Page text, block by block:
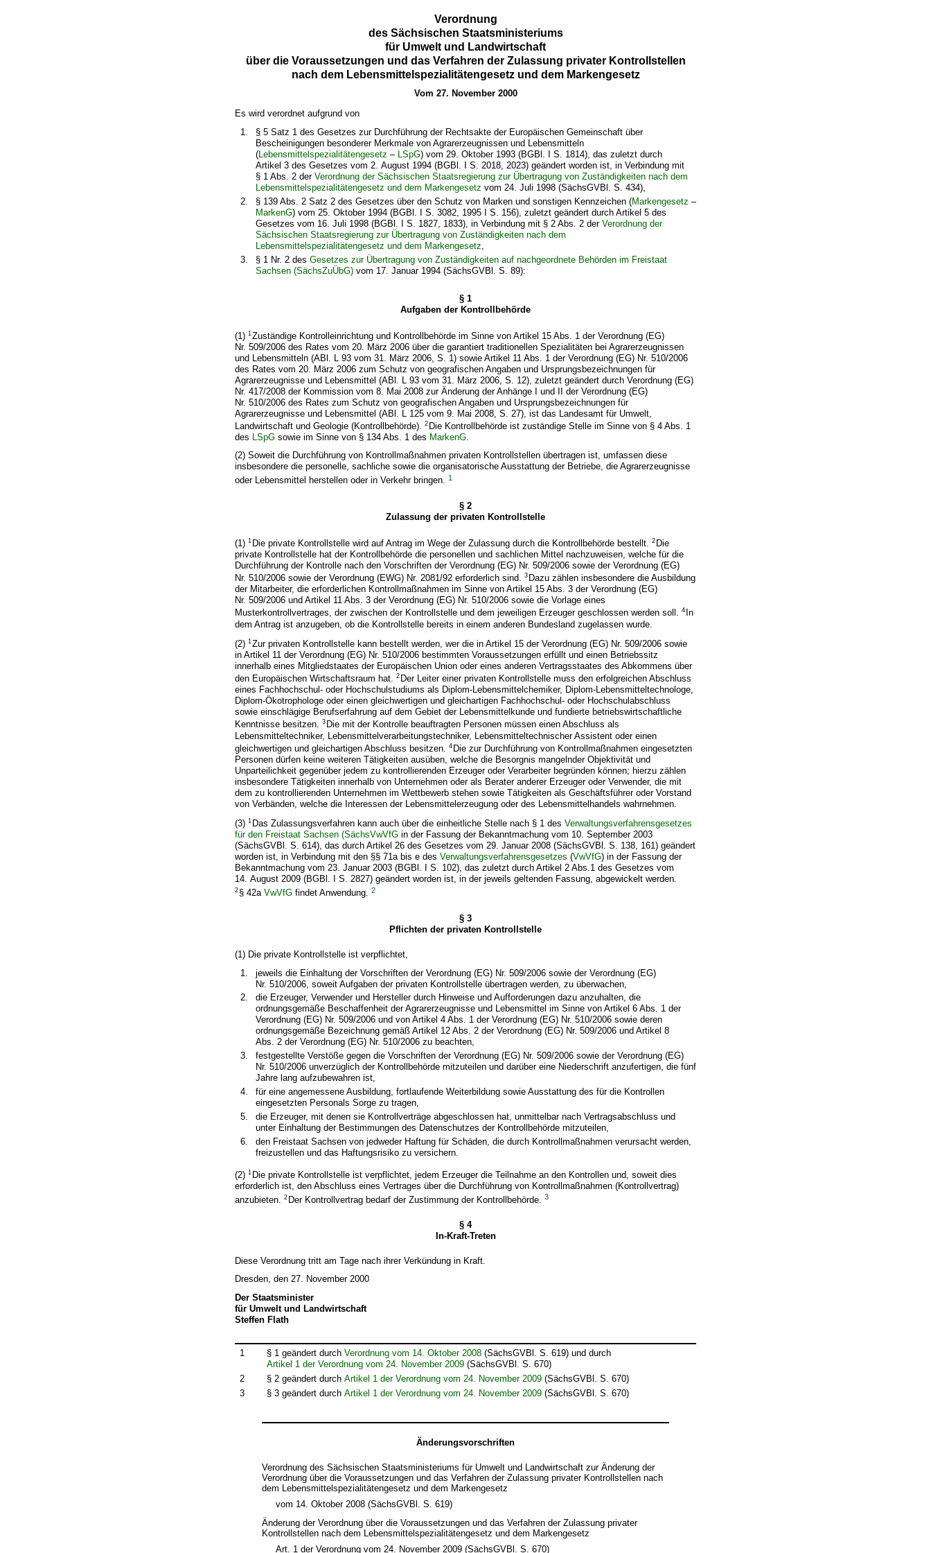
Verordnung
des Sächsischen Staatsministeriums
für Umwelt und Landwirtschaft
über die Voraussetzungen und das Verfahren der Zulassung privater Kontrollstellen
nach dem Lebensmittelspezialitätengesetz und dem Markengesetz
Vom 27. November 2000
Es wird verordnet aufgrund von
§ 5 Satz 1 des Gesetzes zur Durchführung der Rechtsakte der Europäischen Gemeinschaft über
Bescheinigungen besonderer Merkmale von Agrarerzeugnissen und Lebensmitteln
(Lebensmittelspezialitätengesetz – LSpG) vom 29. Oktober 1993 (BGBl. I S. 1814), das zuletzt durch
Artikel 3 des Gesetzes vom 2. August 1994 (BGBl. I S. 2018, 2023) geändert worden ist, in Verbindung mit
§ 1 Abs. 2 der Verordnung der Sächsischen Staatsregierung zur Übertragung von Zuständigkeiten nach dem
Lebensmittelspezialitätengesetz und dem Markengesetz vom 24. Juli 1998 (SächsGVBl. S. 434),
§ 139 Abs. 2 Satz 2 des Gesetzes über den Schutz von Marken und sonstigen Kennzeichen (Markengesetz –
MarkenG) vom 25. Oktober 1994 (BGBl. I S. 3082, 1995 I S. 156), zuletzt geändert durch Artikel 5 des
Gesetzes vom 16. Juli 1998 (BGBl. I S. 1827, 1833), in Verbindung mit § 2 Abs. 2 der Verordnung der
Sächsischen Staatsregierung zur Übertragung von Zuständigkeiten nach dem
Lebensmittelspezialitätengesetz und dem Markengesetz
§ 1 Nr. 2 des Gesetzes zur Übertragung von Zuständigkeiten auf nachgeordnete Behörden im Freistaat
Sachsen (SächsZuÜbG)vom 17. Januar 1994 (SächsGVBl. S. 89):
§ 1
Aufgaben der Kontrollbehörde
(1)1 Zuständige Kontrolleinrichtung und Kontrollbehörde im Sinne von Artikel 15 Abs. 1 der Verordnung (EG)
Nr. 509/2006 des Rates vom 20. März 2006 über die garantiert traditionellen Spezialitäten bei Agrarerzeugnissen
und Lebensmitteln (ABl. L 93 vom 31. März 2006, S. 1) sowie Artikel 11 Abs. 1 der Verordnung (EG) Nr. 510/2006
des Rates vom 20. März 2006 zum Schutz von geografischen Angaben und Ursprungsbezeichnungen für
Agrarerzeugnisse und Lebensmittel (ABl. L 93 vom 31. März 2006, S. 12), zuletzt geändert durch Verordnung (EG)
Nr. 417/2008 der Kommission vom 8. Mai 2008 zur Änderung der Anhänge I und II der Verordnung (EG)
Nr. 510/2006 des Rates zum Schutz von geografischen Angaben und Ursprungsbezeichnungen für
Agrarerzeugnisse und Lebensmittel (ABl. L 125 vom 9. Mai 2008, S. 27), ist das Landesamt für Umwelt,
Landwirtschaft und Geologie (Kontrollbehörde).2 Die Kontrollbehörde ist zuständige Stelle im Sinne von § 4 Abs. 1
des LSpG sowie im Sinne von § 134 Abs. 1 des MarkenG.
(2) Soweit die Durchführung von Kontrollmaßnahmen privaten Kontrollstellen übertragen ist, umfassen diese
insbesondere die personelle, sachliche sowie die organisatorische Ausstattung der Betriebe, die Agrarerzeugnisse
oder Lebensmittel herstellen oder in Verkehr bringen.1
§ 2
Zulassung der privaten Kontrollstelle
(1)1 Die private Kontrollstelle wird auf Antrag im Wege der Zulassung durch die Kontrollbehörde bestellt.2 Die
private Kontrollstelle hat der Kontrollbehörde die personellen und sachlichen Mittel nachzuweisen, welche für die
Durchführung der Kontrolle nach den Vorschriften der Verordnung (EG) Nr. 509/2006 sowie der Verordnung (EG)
Nr. 510/2006 sowie der Verordnung (EWG) Nr. 2081/92 erforderlich sind.3 Dazu zählen insbesondere die Ausbildung
der Mitarbeiter, die erforderlichen Kontrollmaßnahmen im Sinne von Artikel 15 Abs. 3 der Verordnung (EG)
Nr. 509/2006 und Artikel 11 Abs. 3 der Verordnung (EG) Nr. 510/2006 sowie die Vorlage eines
Musterkontrollvertrages, der zwischen der Kontrollstelle und dem jeweiligen Erzeuger geschlossen werden soll.4 In
dem Antrag ist anzugeben, ob die Kontrollstelle bereits in einem anderen Bundesland zugelassen wurde.
(2)1 Zur privaten Kontrollstelle kann bestellt werden, wer die in Artikel 15 der Verordnung (EG) Nr. 509/2006 sowie
in Artikel 11 der Verordnung (EG) Nr. 510/2006 bestimmten Voraussetzungen erfüllt und einen Betriebssitz
innerhalb eines Mitgliedstaates der Europäischen Union oder eines anderen Vertragsstaates des Abkommens über
den Europäischen Wirtschaftsraum hat.2 Der Leiter einer privaten Kontrollstelle muss den erfolgreichen Abschluss
eines Fachhochschul- oder Hochschulstudiums als Diplom-Lebensmittelchemiker, Diplom-Lebensmitteltechnologe,
Diplom-Ökotrophologe oder einen gleichwertigen und gleichartigen Fachhochschul- oder Hochschulabschluss
sowie einschlägige Berufserfahrung auf dem Gebiet der Lebensmittelkunde und fundierte betriebswirtschaftliche
Kenntnisse besitzen.3 Die mit der Kontrolle beauftragten Personen müssen einen Abschluss als
Lebensmitteltechniker, Lebensmittelverarbeitungstechniker, Lebensmitteltechnischer Assistent oder einen
gleichwertigen und gleichartigen Abschluss besitzen.4 Die zur Durchführung von Kontrollmaßnahmen eingesetzten
Personen dürfen keine weiteren Tätigkeiten ausüben, welche die Besorgnis mangelnder Objektivität und
Unparteilichkeit gegenüber jedem zu kontrollierenden Erzeuger oder Verarbeiter begründen können; hierzu zählen
insbesondere Tätigkeiten innerhalb von Unternehmen oder als Berater anderer Erzeuger oder Verwender, die mit
dem zu kontrollierenden Unternehmen im Wettbewerb stehen sowie Tätigkeiten als Geschäftsführer oder Vorstand
von Verbänden, welche die Interessen der Lebensmittelerzeugung oder des Lebensmittelhandels wahrnehmen.
(3)1 Das Zulassungsverfahren kann auch über die einheitliche Stelle nach § 1 desVerwaltungsverfahrensgesetzes
für den Freistaat Sachsen (SächsVwVfG in der Fassung der Bekanntmachung vom 10. September 2003
(SächsGVBl. S. 614), das durch Artikel 26 des Gesetzes vom 29. Januar 2008 (SächsGVBl. S. 138, 161) geändert
worden ist, in Verbindung mit den §§ 71a bis e desVerwaltungsverfahrensgesetzes (VwVfG) in der Fassung der
Bekanntmachung vom 23. Januar 2003 (BGBl. I S. 102), das zuletzt durch Artikel 2 Abs.1 des Gesetzes vom
14. August 2009 (BGBl. I S. 2827) geändert worden ist, in der jeweils geltenden Fassung, abgewickelt werden.
2 § 42aVwVfG findet Anwendung. 2
§ 3
Pflichten der privaten Kontrollstelle
(1) Die private Kontrollstelle ist verpflichtet,
jeweils die Einhaltung der Vorschriften der Verordnung (EG) Nr. 509/2006 sowie der Verordnung (EG)
Nr. 510/2006, soweit Aufgaben der privaten Kontrollstelle übertragen werden, zu überwachen,
die Erzeuger, Verwender und Hersteller durch Hinweise und Aufforderungen dazu anzuhalten, die
ordnungsgemäße Beschaffenheit der Agrarerzeugnisse und Lebensmittel im Sinne von Artikel 6 Abs. 1 der
Verordnung (EG) Nr. 509/2006 und von Artikel 4 Abs. 1 der Verordnung (EG) Nr. 510/2006 sowie deren
ordnungsgemäße Bezeichnung gemäß Artikel 12 Abs. 2 der Verordnung (EG) Nr. 509/2006 und Artikel 8
Abs. 2 der Verordnung (EG) Nr. 510/2006 zu beachten,
festgestellte Verstöße gegen die Vorschriften der Verordnung (EG) Nr. 509/2006 sowie der Verordnung (EG)
Nr. 510/2006 unverzüglich der Kontrollbehörde mitzuteilen und darüber eine Niederschrift anzufertigen, die fünf
Jahre lang aufzubewahren ist,
für eine angemessene Ausbildung, fortlaufende Weiterbildung sowie Ausstattung des für die Kontrollen
eingesetzten Personals Sorge zu tragen,
die Erzeuger, mit denen sie Kontrollverträge abgeschlossen hat, unmittelbar nach Vertragsabschluss und
unter Einhaltung der Bestimmungen des Datenschutzes der Kontrollbehörde mitzuteilen,
den Freistaat Sachsen von jedweder Haftung für Schäden, die durch Kontrollmaßnahmen verursacht werden,
freizustellen und das Haftungsrisiko zu versichern.
(2)1 Die private Kontrollstelle ist verpflichtet, jedem Erzeuger die Teilnahme an den Kontrollen und, soweit dies
erforderlich ist, den Abschluss eines Vertrages über die Durchführung von Kontrollmaßnahmen (Kontrollvertrag)
anzubieten.2 Der Kontrollvertrag bedarf der Zustimmung der Kontrollbehörde. 3
§ 4
In-Kraft-Treten
Diese Verordnung tritt am Tage nach ihrer Verkündung in Kraft.
Dresden, den 27. November 2000
Der Staatsminister
für Umwelt und Landwirtschaft
Steffen Flath
1 § 1 geändert durchVerordnung vom 14. Oktober 2008 (SächsGVBl. S. 619) und durch
Artikel 1 der Verordnung vom 24. November 2009 (SächsGVBl. S. 670)
2
§ 2 geändert durchArtikel 1 der Verordnung vom 24. November 2009 (SächsGVBl. S. 670)
3
§ 3 geändert durchArtikel 1 der Verordnung vom 24. November 2009 (SächsGVBl. S. 670)
Änderungsvorschriften
Verordnung des Sächsischen Staatsministeriums für Umwelt und Landwirtschaft zur Änderung der
Verordnung über die Voraussetzungen und das Verfahren der Zulassung privater Kontrollstellen nach
dem Lebensmittelspezialitätengesetz und dem Markengesetz
vom 14. Oktober 2008 (SächsGVBl. S. 619)
Änderung der Verordnung über die Voraussetzungen und das Verfahren der Zulassung privater
Kontrollstellen nach dem Lebensmittelspezialitätengesetz und dem Markengesetz
Art. 1 der Verordnung vom 24. November 2009 (SächsGVBl. S. 670)